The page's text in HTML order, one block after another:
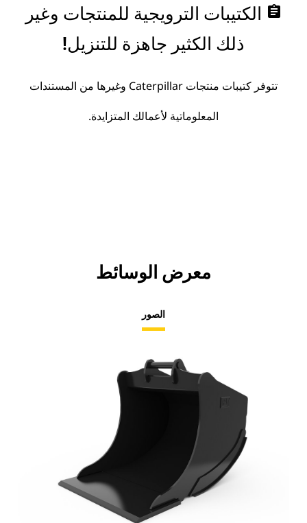
assignment الكتيبات الترويجية للمنتجات وغير
ذلك الكثير جاهزة للتنزيل!
تتوفر كتيبات منتجات Caterpillar وغيرها من المستندات
المعلوماتية لأعمالك المتزايدة.
معرض الوسائط
الصور